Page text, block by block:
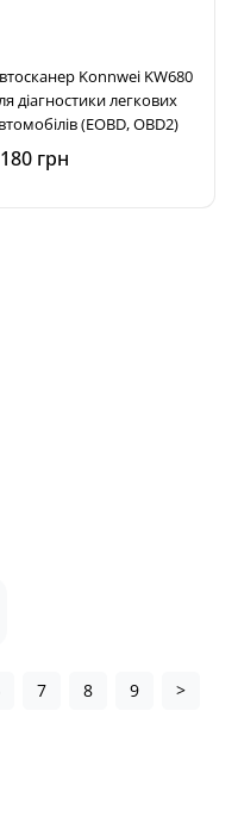
Konnwei KW680
діагностики легкових
(EOBD, OBD2)
грн
7 8 9
>